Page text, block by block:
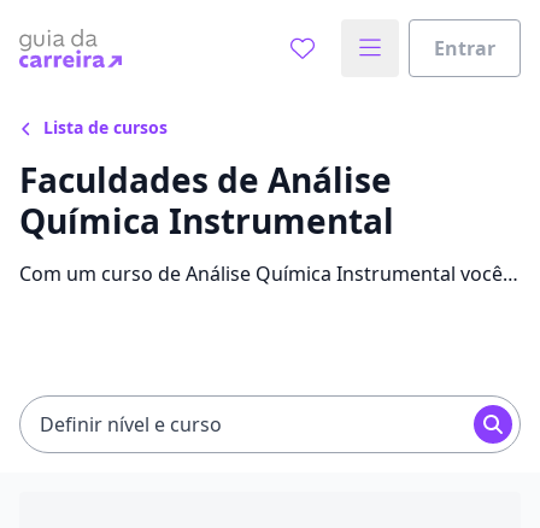
Entrar
Lista de cursos
Faculdades de Análise
Química Instrumental
Com um curso de Análise Química Instrumental você
Definir nível e curso